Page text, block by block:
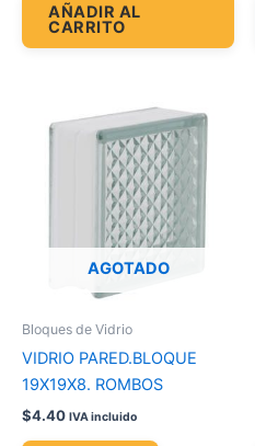
AÑADIR AL
CARRITO
AGOTADO
Bloques de Vidrio
VIDRIO PARED.BLOQUE
19X19X8. ROMBOS
$4.40 IVA incluido